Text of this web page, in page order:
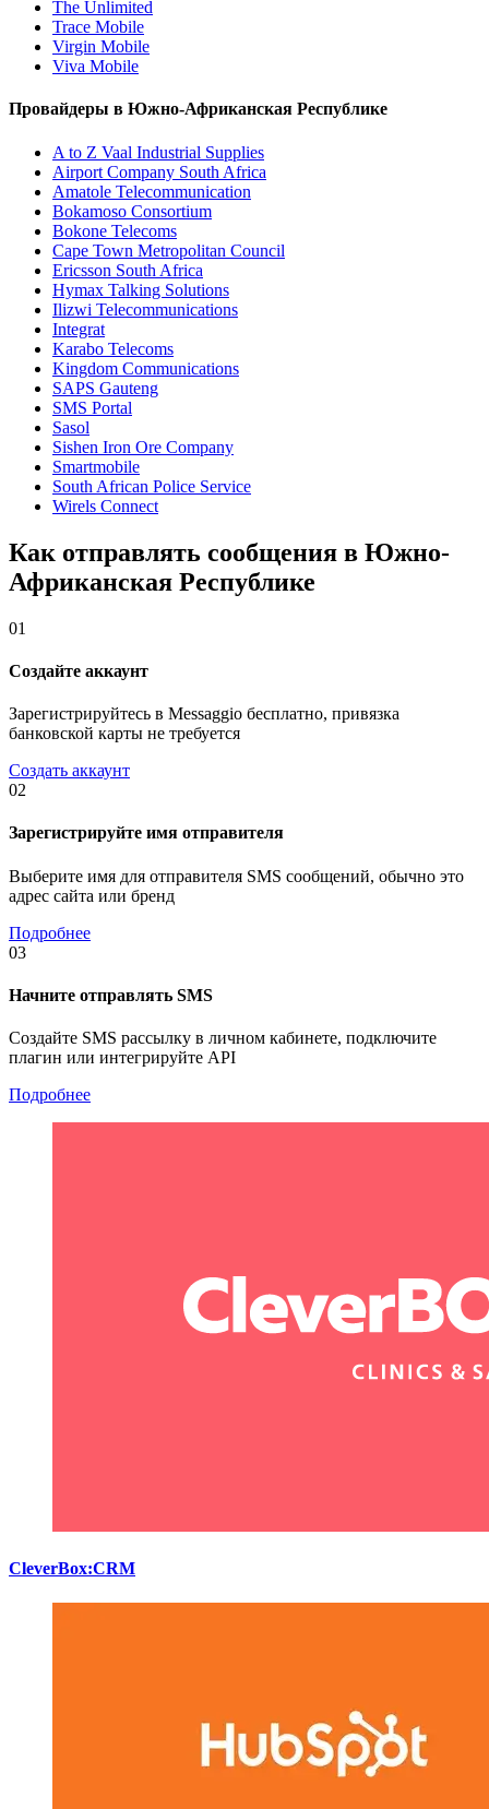
The Unlimited
Trace Mobile
Virgin Mobile
Viva Mobile
Провайдеры в Южно-Африканская Республике
A to Z Vaal Industrial Supplies
Airport Company South Africa
Amatole Telecommunication
Bokamoso Consortium
Bokone Telecoms
Cape Town Metropolitan Council
Ericsson South Africa
Hymax Talking Solutions
Ilizwi Telecommunications
Integrat
Karabo Telecoms
Kingdom Communications
SAPS Gauteng
SMS Portal
Sasol
Sishen Iron Ore Company
Smartmobile
South African Police Service
Wirels Connect
Как отправлять сообщения в Южно-
Африканская Республике
01
Создайте аккаунт
Зарегистрируйтесь в Messaggio бесплатно, привязка
банковской карты не требуется
Создать аккаунт
02
Зарегистрируйте имя отправителя
Выберите имя для отправителя SMS сообщений, обычно это
адрес сайта или бренд
Подробнее
03
Начните отправлять SMS
Создайте SMS рассылку в личном кабинете, подключите
плагин или интегрируйте API
Подробнее
CleverBox:CRM